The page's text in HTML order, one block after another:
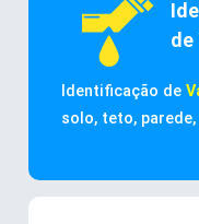
de
Identificação de
solo, teto,